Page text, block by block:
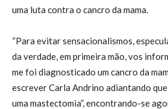
uma luta contra o cancro da mama.
“Para evitar sensacionalismos,
da verdade, em primeira mão, vos
me foi diagnosticado um cancro da
escrever Carla Andrino adiantando
uma mastectomia”, encontrando-se